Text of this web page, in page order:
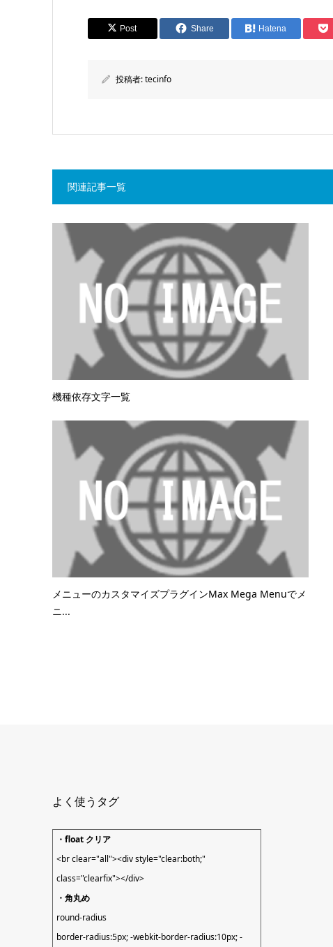
Post Share Hatena
投稿者:tecinfo
関連記事一覧
機種依存文字一覧
メニューのカスタマイズプラグインMax Mega Menuでメ
ニ...
よく使うタグ
・float クリア
<br clear="all"><div style="clear:both;"
class="clearfix"></div>
・角丸め
round-radius
border-radius:5px; -webkit-border-radius:10px; -